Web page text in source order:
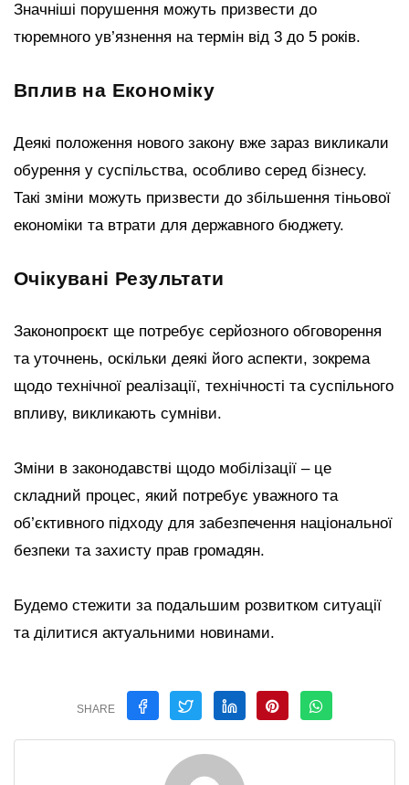
Значніші порушення можуть призвести до
тюремного ув’язнення на термін від 3 до 5 років.
Вплив на Економіку
Деякі положення нового закону вже зараз викликали
обурення у суспільства, особливо серед бізнесу.
Такі зміни можуть призвести до збільшення тіньової
економіки та втрати для державного бюджету.
Очікувані Результати
Законопроєкт ще потребує серйозного обговорення
та уточнень, оскільки деякі його аспекти, зокрема
щодо технічної реалізації, технічності та суспільного
впливу, викликають сумніви.
Зміни в законодавстві щодо мобілізації – це
складний процес, який потребує уважного та
об’єктивного підходу для забезпечення національної
безпеки та захисту прав громадян.
Будемо стежити за подальшим розвитком ситуації
та ділитися актуальними новинами.
SHARE